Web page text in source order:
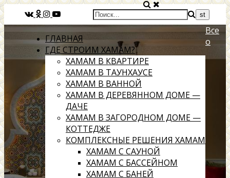
ГЛАВНАЯ
ГДЕ СТРОИМ ХАМАМ?
ХАМАМ В КВАРТИРЕ
ХАМАМ В ТАУНХАУСЕ
ХАМАМ В ВАННОЙ
ХАМАМ В ДЕРЕВЯННОМ ДОМЕ —
ДАЧЕ
ХАМАМ В ЗАГОРОДНОМ ДОМЕ —
КОТТЕДЖЕ
КОМПЛЕКСНЫЕ РЕШЕНИЯ ХАМАМ
ХАМАМ С САУНОЙ
ХАМАМ С БАССЕЙНОМ
ХАМАМ С БАНЕЙ
Все
о